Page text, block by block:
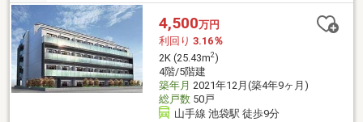
4,500万円
利回り 3.16％
2K (25.43m2)
4階/5階建
築年月 2021年12月(築4年9ヶ月)
総戸数50戸
山手線 池袋駅 徒歩9分